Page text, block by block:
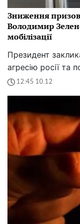
Зниження
Володимир
мобілізації
Президент
агресію росії та
12:45 10.12